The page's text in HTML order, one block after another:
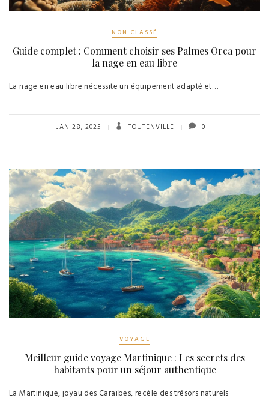
NON CLASSÉ
Guide complet : Comment choisir ses Palmes Orca pour
la nage en eau libre
La nage en eau libre nécessite un équipement adapté et…
JAN 28, 2025 TOUTENVILLE 0
VOYAGE
Meilleur guide voyage Martinique : Les secrets des
habitants pour un séjour authentique
La Martinique, joyau des Caraïbes, recèle des trésors naturels